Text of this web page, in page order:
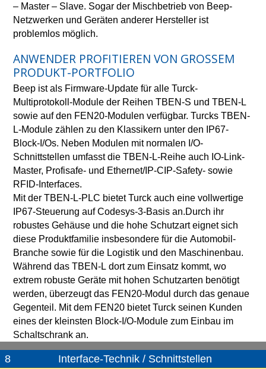
– Master – Slave. Sogar der Mischbetrieb von Beep-
Netzwerken und Geräten anderer Hersteller ist
problemlos möglich.
ANWENDER PROFITIEREN VON GROSSEM P
RODUKT-PORTFOLIO
Beep ist als Firmware-Update für alle Turck-
Multiprotokoll-Module der Reihen TBEN-S und TBEN-L
sowie auf den FEN20-Modulen verfügbar. Turcks TBEN-
L-Module zählen zu den Klassikern unter den IP67-
Block-I/Os. Neben Modulen mit normalen I/O-
Schnittstellen umfasst die TBEN-L-Reihe auch IO-Link-
Master, Profisafe- und Ethernet/IP-CIP-Safety- sowie
RFID-Interfaces.
Mit der TBEN-L-PLC bietet Turck auch eine vollwertige
IP67-Steuerung auf Codesys-3-Basis an.Durch ihr
robustes Gehäuse und die hohe Schutzart eignet sich
diese Produktfamilie insbesondere für die Automobil-
Branche sowie für die Logistik und den Maschinenbau.
Während das TBEN-L dort zum Einsatz kommt, wo
extrem robuste Geräte mit hohen Schutzarten benötigt
werden, überzeugt das FEN20-Modul durch das genaue
Gegenteil. Mit dem FEN20 bietet Turck seinen Kunden
eines der kleinsten Block-I/O-Module zum Einbau im
Schaltschrank an.
8 Interface-Technik / Schnittstellen